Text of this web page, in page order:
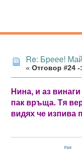
Re: Бреее!
« Отговор #24 -:
Нина, и аз
пак връща. Тя
видях че изпива